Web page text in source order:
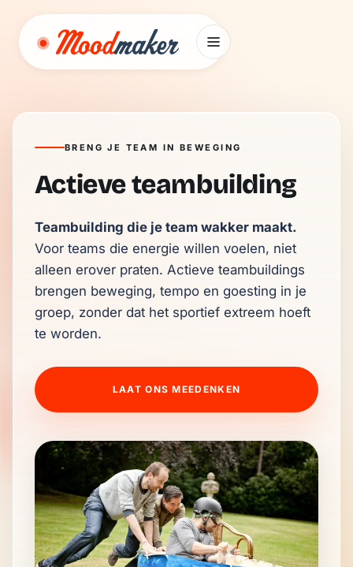
BRENG JE TEAM IN BEWEGING
Actieve teambuilding
Teambuilding die je team wakker maakt.
Voor teams die energie willen voelen, niet
alleen erover praten. Actieve teambuildings
brengen beweging, tempo en goesting in je
groep, zonder dat het sportief extreem hoeft
te worden.
LAAT ONS MEEDENKEN